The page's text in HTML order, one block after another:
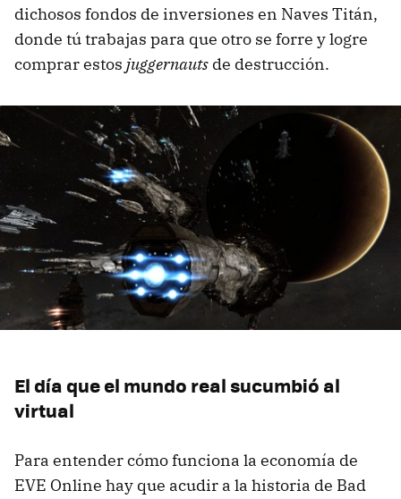
dichosos fondos de inversiones en Naves Titán,
donde tú trabajas para que otro se forre y logre
comprar estos juggernauts de destrucción.
El día que el mundo real sucumbió al
virtual
Para entender cómo funciona la economía de
EVE Online hay que acudir a la historia de Bad